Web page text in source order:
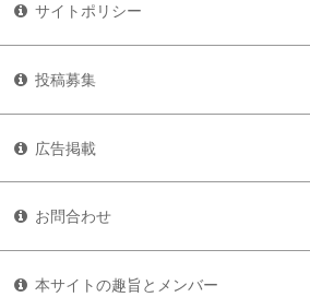
サイトポリシー
投稿募集
広告掲載
お問合わせ
本サイトの趣旨とメンバー